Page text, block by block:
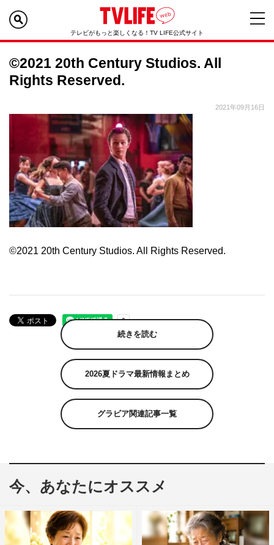
テレビがもっと楽しくなる！TV LIFE公式サイト
©2021 20th Century Studios. All
Rights Reserved.
2021年09月16日
©2021 20th Century Studios. All Rights Reserved.
続きを読む
2026夏ドラマ最新情報まとめ
グラビア関連記事一覧
今、あなたにオススメ